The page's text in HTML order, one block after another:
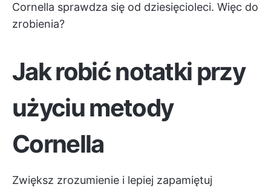
Cornella sprawdza się od dziesięcioleci. Więc do
zrobienia?
Jak robić notatki przy
użyciu metody
Cornella
Zwiększ zrozumienie i lepiej zapamiętuj